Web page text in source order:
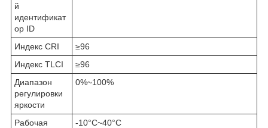
й
идентификат
ор ID
Индекс CRI
≥96
Индекс TLCI
≥96
Диапазон
регулировки
яркости
0%~100%
Рабочая
-10°С~40°С